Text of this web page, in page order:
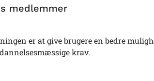
medlemmer
er at give brugere en bedre
krav.